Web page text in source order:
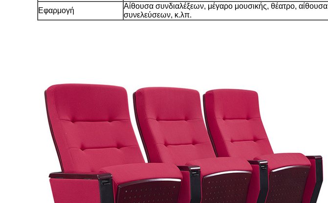
Εφαρμογή
Αίθουσα συνδιαλέξεων, μέγαρο μουσικής, θέατρο, αίθουσα
συνελεύσεων, κ.λπ.